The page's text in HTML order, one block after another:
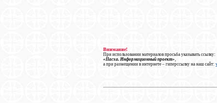
Внимание!
При использовании материалов просьба указывать ссылку:
«Пасха. Информационный проект»,
а при размещении в интернете – гиперссылку на наш сайт: